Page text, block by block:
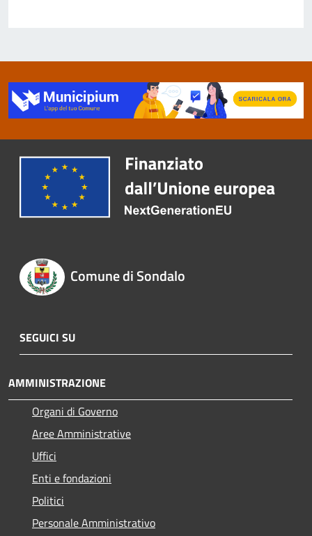
Comune di Sondalo
SEGUICI SU
AMMINISTRAZIONE
Organi di Governo
Aree Amministrative
Uffici
Enti e fondazioni
Politici
Personale Amministrativo